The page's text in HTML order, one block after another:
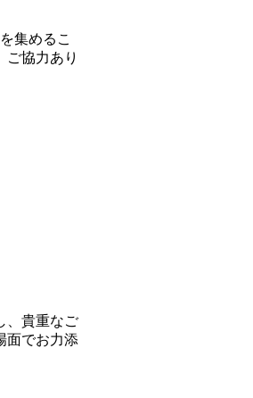
集めるこ
ご協力あり
、貴重なご
面でお力添